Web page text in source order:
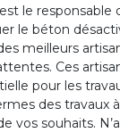
le responsable
le béton
meilleurs
Ces
pour les
des travaux
vos souhaits.